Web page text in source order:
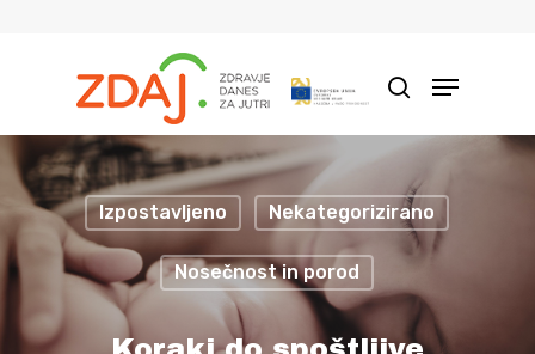
Hit enter to search or ESC to close
Izpostavljeno Nekategorizirano
Nosečnost in porod